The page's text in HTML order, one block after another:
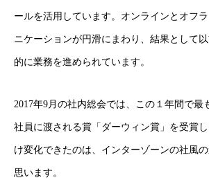
キャリア採用
企業情報
求人情報
ールを活用しています。オンラインとオフ
ニケーションが円滑にまわり、結果として
的に業務を進められています。
2017年9月の社内総会では、この１年間で最
社員に渡される賞「ダーウィン賞」を受賞
け変化できたのは、インターゾーンの社風
思います。